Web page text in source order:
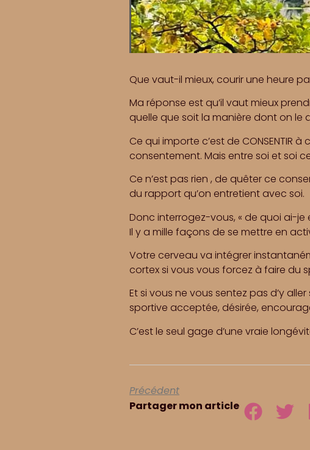
Que vaut-il mieux, courir une heure
Ma réponse est qu’il vaut mieux
quelle que soit la manière dont on le
Ce qui importe c’est de CONSENTIR
consentement. Mais entre soi et soi
Ce n’est pas rien , de quêter ce
du rapport qu’on entretient avec soi.
Donc interrogez-vous, « de quoi ai-je
Il y a mille façons de se mettre en
Votre cerveau va intégrer
cortex si vous vous forcez à faire du
Et si vous ne vous sentez pas d’y
sportive acceptée, désirée,
C’est le seul gage d’une vraie
Précédent
Partager mon article